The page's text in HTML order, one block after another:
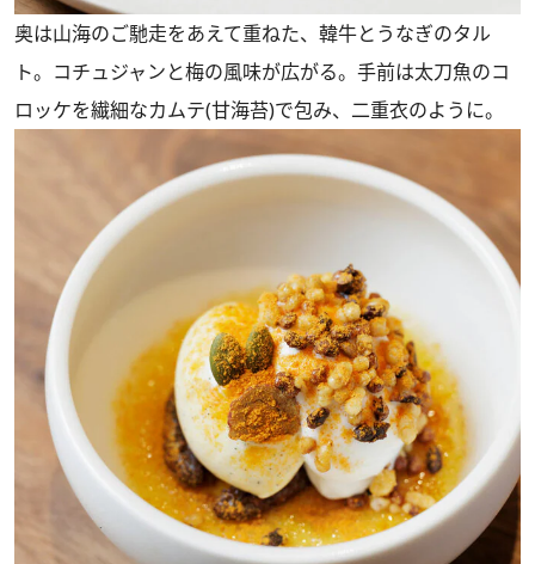
奥は山海のご馳走をあえて重ねた、韓牛とうなぎのタル
ト。コチュジャンと梅の風味が広がる。手前は太刀魚のコ
ロッケを繊細なカムテ(甘海苔)で包み、二重衣のように。